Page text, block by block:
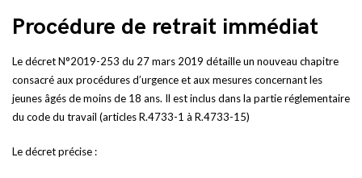
Procédure de retrait immédiat
Le décret N°2019-253 du 27 mars 2019 détaille un nouveau chapitre
consacré aux procédures d’urgence et aux mesures concernant les
jeunes âgés de moins de 18 ans. Il est inclus dans la partie réglementaire
du code du travail (articles R.4733-1 à R.4733-15)
Le décret précise :